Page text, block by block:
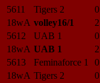
5611
Tigers 2 0
18wA volley16/1 2
5612
UAB 1 0
18wA UAB 1 2
5613
Feminaforce 1 0
18wA Tigers 2 0